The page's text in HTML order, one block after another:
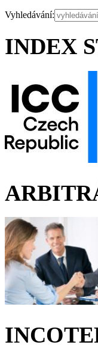
Vyhledávání:
INDEX